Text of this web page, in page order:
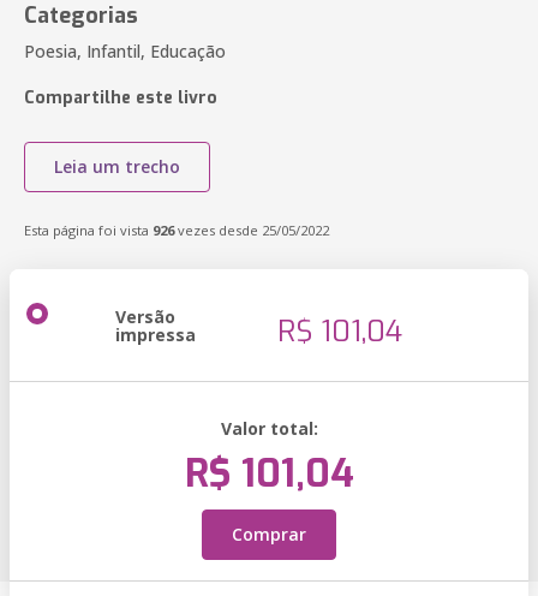
Categorias
Poesia, Infantil, Educação
Compartilhe este livro
Leia um trecho
Esta página foi vista 926vezes desde 25/05/2022
Versão
impressa R$ 101,04
Valor total:
R$ 101,04
Comprar